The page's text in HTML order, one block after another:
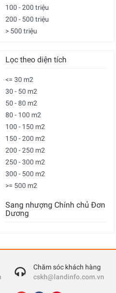
100 - 200 triệu
200 - 500 triệu
> 500 triệu
Lọc theo diện tích
<= 30 m2
30 - 50 m2
50 - 80 m2
80 - 100 m2
100 - 150 m2
150 - 200 m2
200 - 250 m2
250 - 300 m2
300 - 500 m2
>= 500 m2
Sang nhượng Chính chủ Đơn
Dương
Chăm sóc khách hàng
cskh@landinfo.com.vn